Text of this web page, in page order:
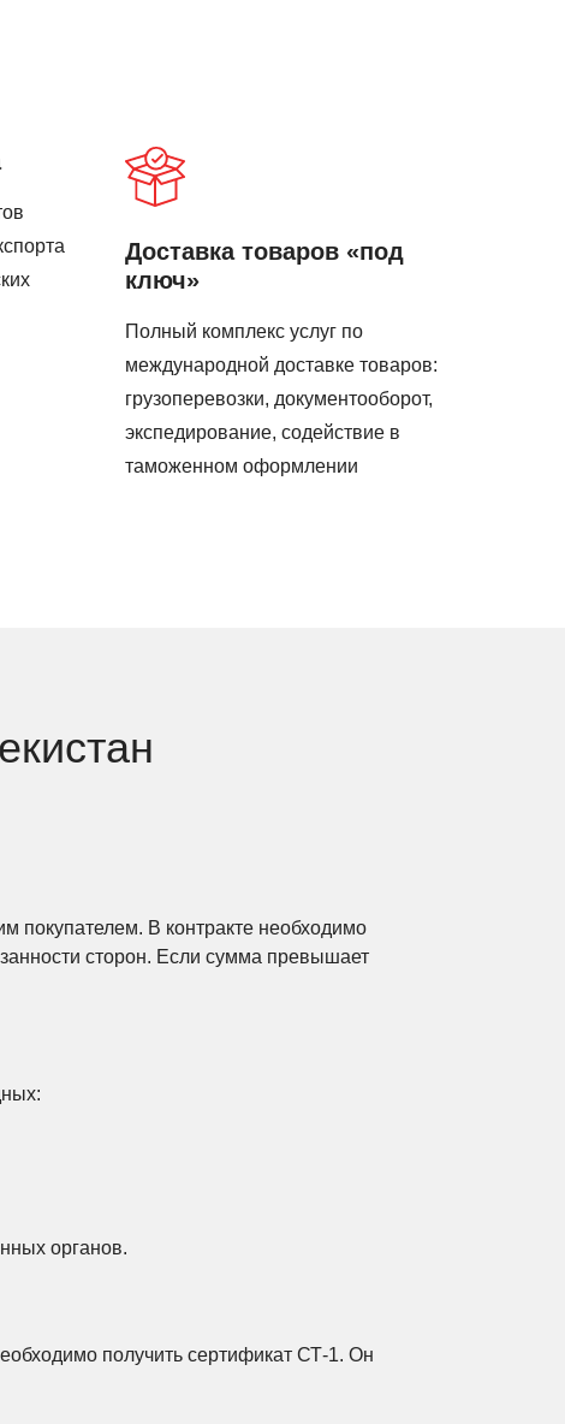
Доставка товаров «под
ключ»
Полный комплекс услуг по
международной доставке товаров:
грузоперевозки, документооборот,
экспедирование, содействие в
таможенном оформлении
покупателем. В контракте необходимо
сторон. Если сумма превышает
органов.
получить сертификат СТ-1. Он